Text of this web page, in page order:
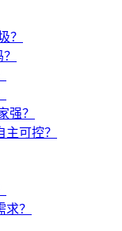
？
强？
可控？
？